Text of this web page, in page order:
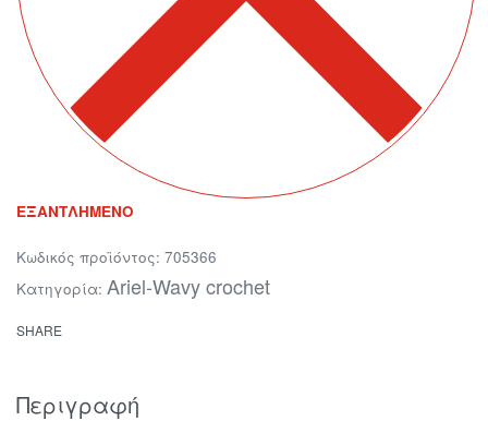
ΕΞΑΝΤΛΗΜΈΝΟ
705366
Κατηγορία: Ariel-Wavy crochet
SHARE
Περιγραφή